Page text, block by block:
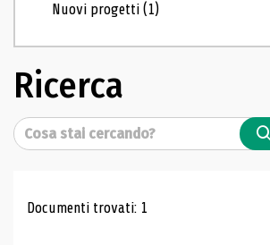
Nuovi progetti(1)
Ricerca
Cerca
Risultati di ricerca
Documenti trovati: 1